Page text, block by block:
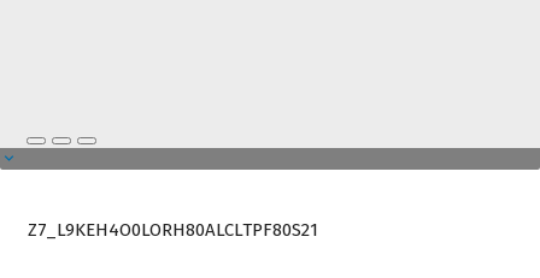
Z7_L9KEH4O0LORH80ALCLTPF80S21